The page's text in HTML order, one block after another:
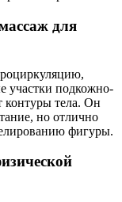
для
участки подкожно-
контуры тела. Он
но отлично
фигуры.